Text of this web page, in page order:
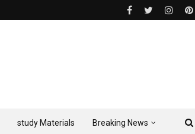
study Materials Breaking News